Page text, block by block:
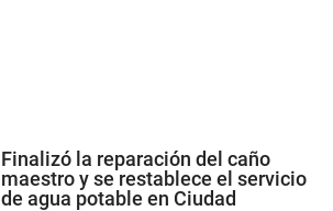
Finalizó la reparación del caño
maestro y se restablece el servicio
de agua potable en Ciudad